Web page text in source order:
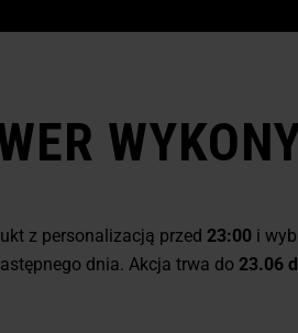
z personalizacją przed 23:00 i
dnia. Akcja trwa do 23.06